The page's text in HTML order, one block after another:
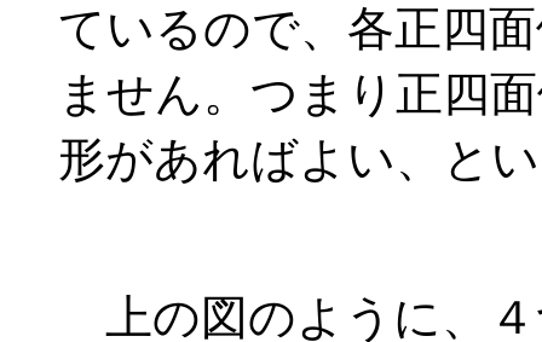
ているので、各正四
ません。つまり正四
形があればよい、と
上の図のように、